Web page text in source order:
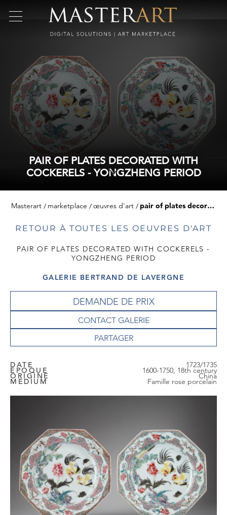
PAIR OF PLATES DECORATED WITH
COCKERELS - YONGZHENG PERIOD
Masterart marketplace œuvres d'art pair of plates decorated with cockerels - yongzheng period
RETOUR À TOUTES LES OEUVRES D'ART
PAIR OF PLATES DECORATED WITH COCKERELS -
YONGZHENG PERIOD
GALERIE BERTRAND DE LAVERGNE
DEMANDE DE PRIX
CONTACT GALERIE
DATE 1723/1735
EPOQUE 1600-1750, 18th century
ORIGINE China
MEDIUM Famille rose porcelain